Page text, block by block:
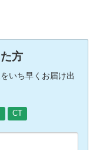
方
いち早くお届け出
CT